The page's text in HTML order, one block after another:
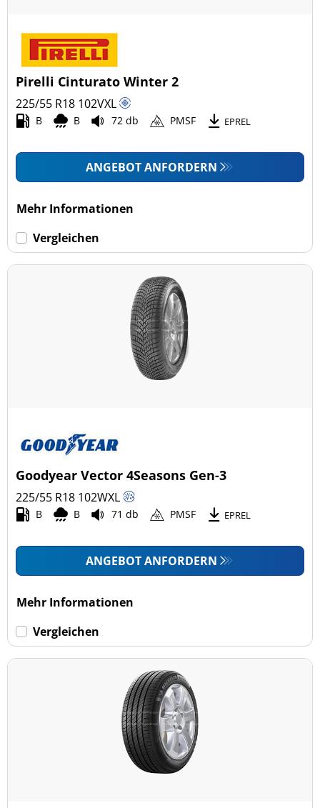
Pirelli Cinturato Winter 2
225/55 R18 102VXL
B B 72 db PMSF EPREL
ANGEBOT ANFORDERN
Mehr Informationen
Vergleichen
Goodyear Vector 4Seasons Gen-3
225/55 R18 102WXL
B B 71 db PMSF EPREL
ANGEBOT ANFORDERN
Mehr Informationen
Vergleichen